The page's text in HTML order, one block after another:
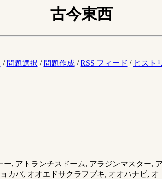
古今東西
/ 問題選択 / 問題作成/RSS フィード / ヒスト
, アトランチスドーム, アラジンマスター,
カバ, オオエドサクラフブキ, オオハナビ,